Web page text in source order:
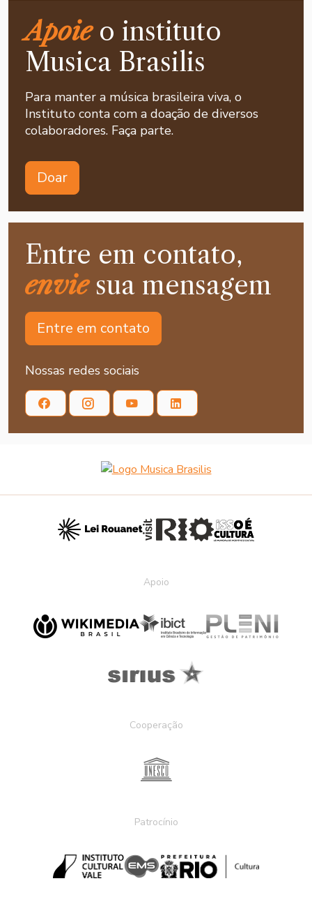
Apoieo instituto
Musica Brasilis
Para manter a música brasileira viva, o
Instituto conta com a doação de diversos
colaboradores. Faça parte.
Doar
Entre em contato,
enviesua mensagem
Entre em contato
Nossas redes sociais
Apoio
Cooperação
Patrocínio